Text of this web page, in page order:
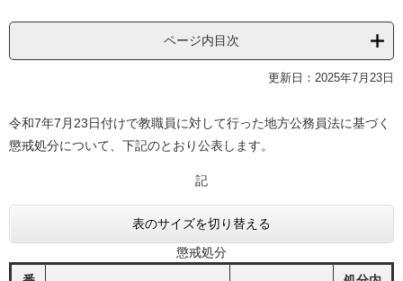
ページ内目次
更新日：2025年7月23日
令和7年7月23日付けで教職員に対して行った地方公務員法に基づく
懲戒処分について、下記のとおり公表します。
記
表のサイズを切り替える
懲戒処分